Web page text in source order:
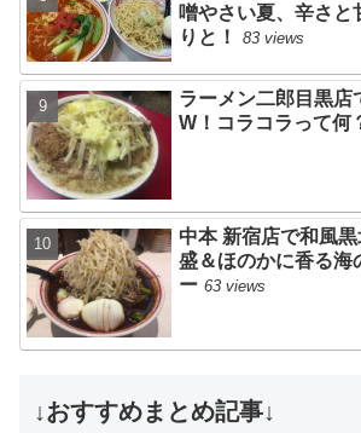
噌やさい夏、辛さと
りと！
83 views
ラーメン二郎目黒店
W！コラコラって何
中本 新宿店で和風
盛＆ほのかに香る海
ー 63 views
↓おすすめまとめ記事↓